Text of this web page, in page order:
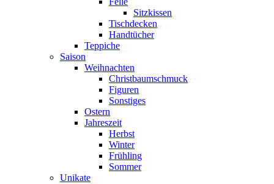
Sitzkissen
Tischdecken
Handtücher
Teppiche
Saison
Weihnachten
Christbaumschmuck
Figuren
Sonstiges
Ostern
Jahreszeit
Herbst
Winter
Frühling
Sommer
Unikate